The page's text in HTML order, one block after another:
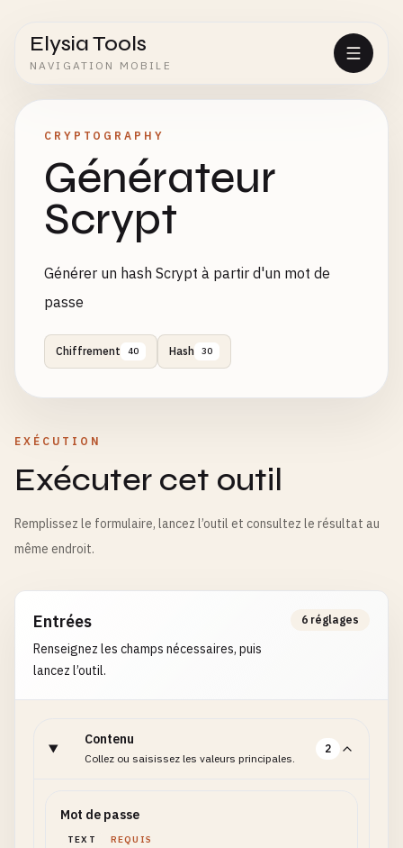
Elysia Tools
NAVIGATION MOBILE
CRYPTOGRAPHY
Générateur
Scrypt
Générer un hash Scrypt à partir d'un mot de
passe
Chiffrement 40 Hash 30
EXÉCUTION
Exécuter cet outil
Remplissez le formulaire, lancez l’outil et consultez le résultat au
même endroit.
Entrées
Renseignez les champs nécessaires, puis
lancez l’outil.
6 réglages
Contenu
Collez ou saisissez les valeurs principales.
2
Mot de passe
TEXT REQUIS